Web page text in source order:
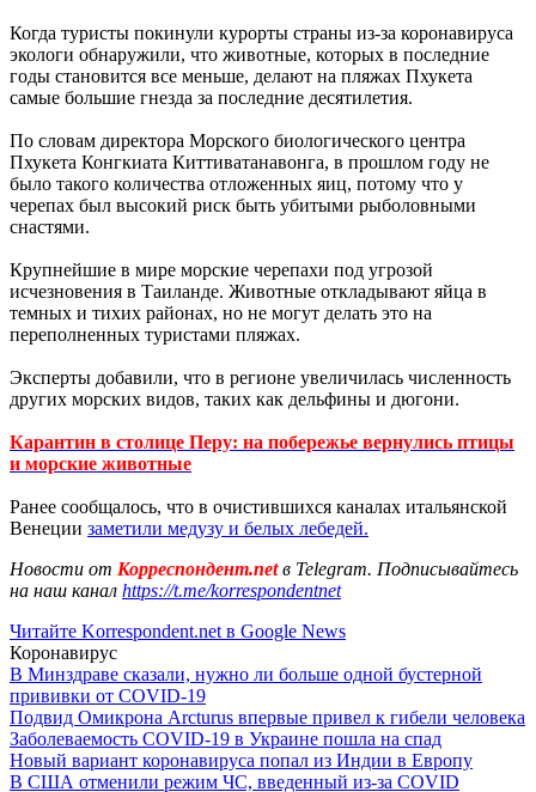
Когда туристы покинули курорты страны из-за коронавируса
экологи обнаружили, что животные, которых в последние
годы становится все меньше, делают на пляжах Пхукета
самые большие гнезда за последние десятилетия.
По словам директора Морского биологического центра
Пхукета Конгкиата Киттиватанавонга, в прошлом году не
было такого количества отложенных яиц, потому что у
черепах был высокий риск быть убитыми рыболовными
снастями.
Крупнейшие в мире морские черепахи под угрозой
исчезновения в Таиланде. Животные откладывают яйца в
темных и тихих районах, но не могут делать это на
переполненных туристами пляжах.
Эксперты добавили, что в регионе увеличилась численность
других морских видов, таких как дельфины и дюгони.
Карантин в столице Перу: на побережье вернулись птицы
и морские животные
Ранее сообщалось, что в очистившихся каналах итальянской
Венеции заметили медузу и белых лебедей.
Новости от Корреспондент.netв Telegram. Подписывайтесь
на наш канал https://t.me/korrespondentnet
Читайте Korrespondent.net в Google News
Коронавирус
В Минздраве сказали, нужно ли больше одной бустерной
прививки от COVID-19
Подвид Омикрона Arcturus впервые привел к гибели человека
Заболеваемость COVID-19 в Украине пошла на спад
Новый вариант коронавируса попал из Индии в Европу
В США отменили режим ЧС, введенный из-за COVID